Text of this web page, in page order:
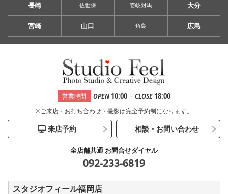
長崎 佐世保 壱岐対馬 大分
宮崎 山口 角島 広島
営業時間 OPEN 10:00 - CLOSE 18:00
※ご来店・お打ち合わせ・撮影は完全予約制になります。
来店予約 相談・お問い合わせ
全店舗共通 お問合せダイヤル
092-233-6819
スタジオフィール福岡店